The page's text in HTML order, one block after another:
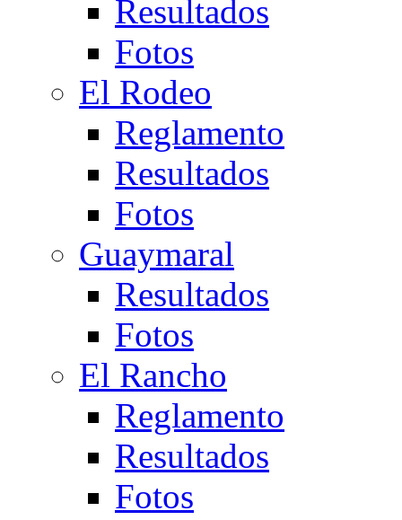
Resultados
Fotos
El Rodeo
Reglamento
Resultados
Fotos
Guaymaral
Resultados
Fotos
El Rancho
Reglamento
Resultados
Fotos